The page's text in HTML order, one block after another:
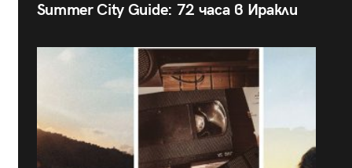
Summer City Guide: 72 часа в Иракли